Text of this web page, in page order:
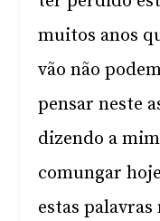
muitos anos
vão não
pensar neste
dizendo a
comungar
estas